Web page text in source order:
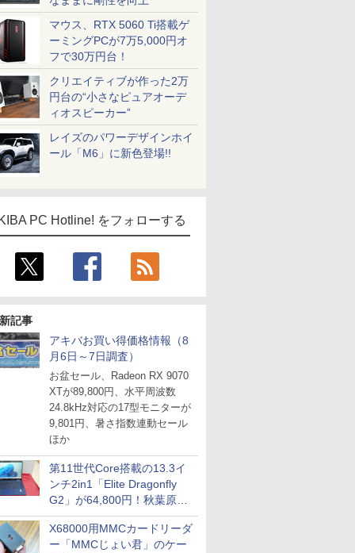
マウス、RTX 5060 Ti搭載ゲ
ーミングPCが7万5,000円オ
フで30万円台！
クリエイティブが作った2万
円台の“小さなピュアオーデ
ィオスピーカー”
レイズのパワーデザインホイ
ール「M6」に新色登場!!
PC Hotline! をフォローする
記事
アキバお買い得価格情報（8
月6日～7日調査）
お盆セール、Radeon RX 9070
XTが89,800円、水平周波数
24.8kHz対応の17型モニターが
9,801円、暑さ指数連動セール
ほか
第11世代Core搭載の13.3イ
ンチ2in1「Elite Dragonfly
G2」が64,800円！秋葉原で
中古PCセール
X68000用MMCカードリーダ
ー「MMCじょい君」のケー